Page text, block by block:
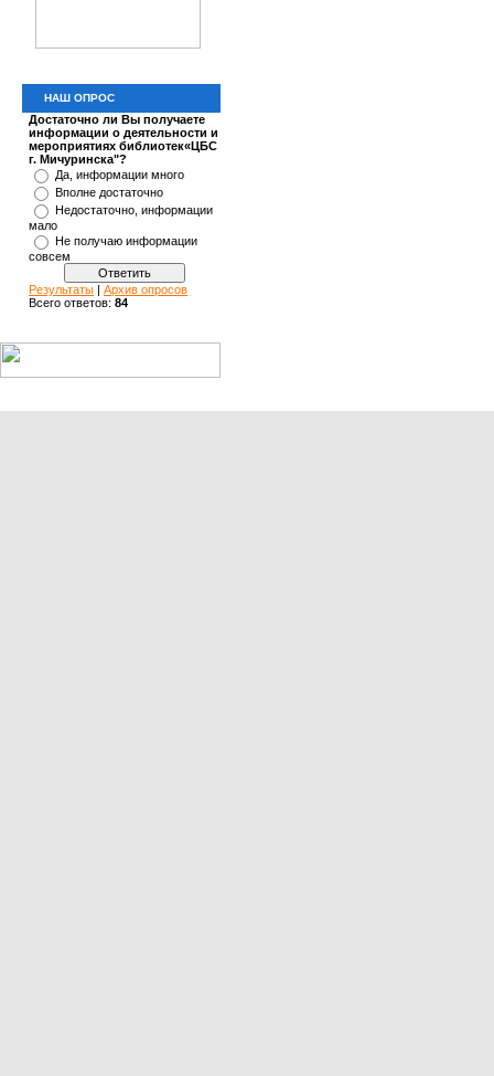
НАШ ОПРОС
Достаточно ли Вы получаете
информации о деятельности и
мероприятиях библиотек«ЦБС
г. Мичуринска"?
Да, информации много
Вполне достаточно
Недостаточно, информации
мало
Не получаю информации
совсем
Результаты | Архив опросов
Всего ответов: 84